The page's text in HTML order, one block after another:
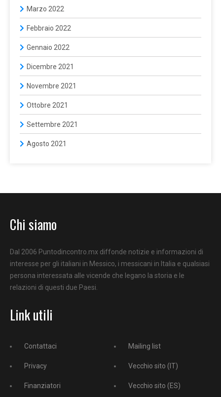
Marzo 2022
Febbraio 2022
Gennaio 2022
Dicembre 2021
Novembre 2021
Ottobre 2021
Settembre 2021
Agosto 2021
Chi siamo
Dal 2006 Puntodincontro.mx diffonde notizie e informazioni di
interesse per gli italiani in Messico, i messicani in Italia e qualsiasi
persona interessata alle vicende che legano la storia e le
relazioni di questi due Paesi.
Link utili
Contattaci
Privacy
Finanziatori
Mailing list
Vecchio sito (IT)
Vecchio sito (ES)